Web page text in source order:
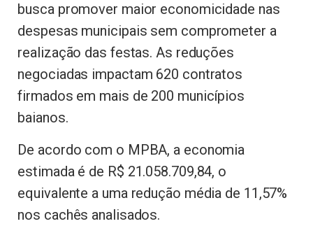
busca promover maior economicidade nas
despesas municipais sem comprometer a
realização das festas. As reduções
negociadas impactam 620 contratos
firmados em mais de 200 municípios
baianos.
De acordo com o MPBA, a economia
estimada é de R$ 21.058.709,84, o
equivalente a uma redução média de 11,57%
nos cachês analisados.